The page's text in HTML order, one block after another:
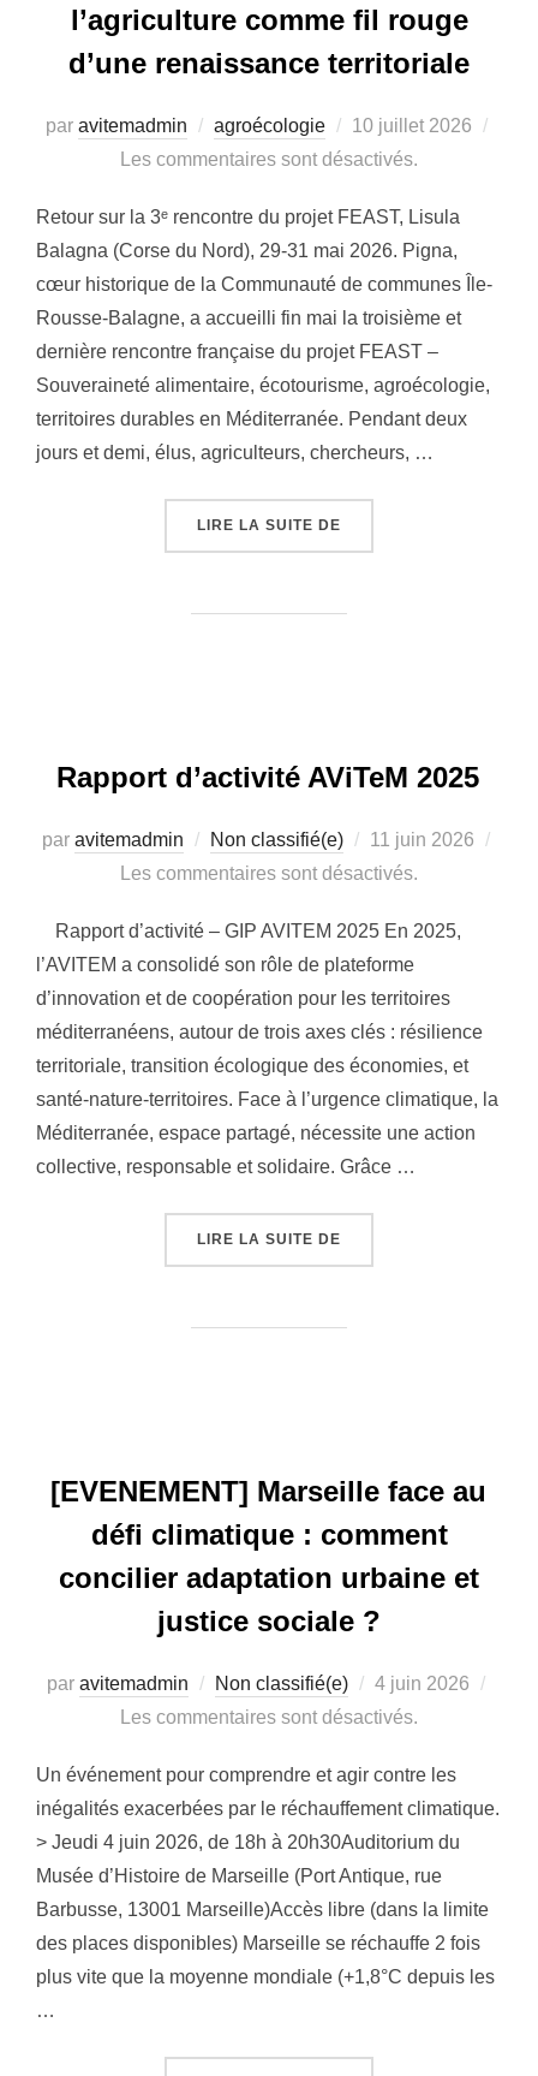
l’agriculture comme fil rouge
d’une renaissance territoriale
par avitemadmin agroécologie
Publié
le
10 juillet 2026
Les commentaires sont désactivés.
Retour sur la 3ᵉ rencontre du projet FEAST, Lisula
Balagna (Corse du Nord), 29-31 mai 2026. Pigna,
cœur historique de la Communauté de communes Île-
Rousse-Balagne, a accueilli fin mai la troisième et
dernière rencontre française du projet FEAST –
Souveraineté alimentaire, écotourisme, agroécologie,
territoires durables en Méditerranée. Pendant deux
jours et demi, élus, agriculteurs, chercheurs, …
LIRE LA SUITE DE
Rapport d’activité AViTeM 2025
par avitemadmin Non classifié(e)
Publié
le
11 juin 2026
Les commentaires sont désactivés.
Rapport d’activité – GIP AVITEM 2025 En 2025,
l’AVITEM a consolidé son rôle de plateforme
d’innovation et de coopération pour les territoires
méditerranéens, autour de trois axes clés : résilience
territoriale, transition écologique des économies, et
santé-nature-territoires. Face à l’urgence climatique, la
Méditerranée, espace partagé, nécessite une action
collective, responsable et solidaire. Grâce …
LIRE LA SUITE DE
[EVENEMENT] Marseille face au
défi climatique : comment
concilier adaptation urbaine et
justice sociale ?
par avitemadmin Non classifié(e)
Publié
le
4 juin 2026
Les commentaires sont désactivés.
Un événement pour comprendre et agir contre les
inégalités exacerbées par le réchauffement climatique.
> Jeudi 4 juin 2026, de 18h à 20h30Auditorium du
Musée d’Histoire de Marseille (Port Antique, rue
Barbusse, 13001 Marseille)Accès libre (dans la limite
des places disponibles) Marseille se réchauffe 2 fois
plus vite que la moyenne mondiale (+1,8°C depuis les
…